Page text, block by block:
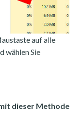
auf alle
wählen Sie
dieser Methode